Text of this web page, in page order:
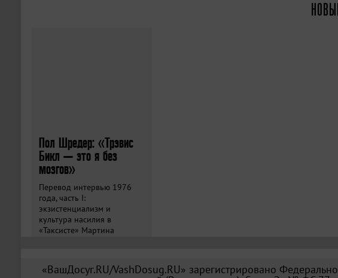
Пол Шредер: «Трэвис
Бикл — это я без
мозгов»
Перевод интервью 1976
года, часть I:
экзистенциализм и
культура насилия в
«Таксисте» Мартина
«ВашДосуг.RU/VashDosug.RU» зарегистрировано